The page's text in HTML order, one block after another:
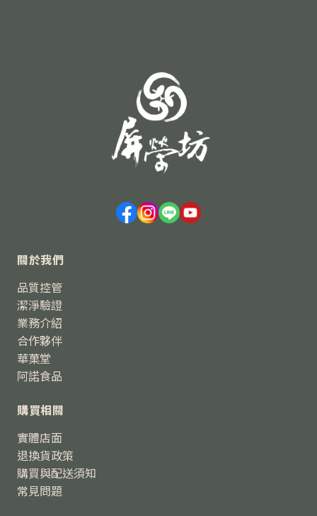
關於我們
品質控管
潔淨驗證
業務介紹
合作夥伴
華菓堂
阿諾食品
購買相關
實體店面
退換貨政策
購買與配送須知
常見問題